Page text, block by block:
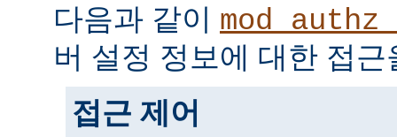
다음과 같이
버 설정 정보에 대한 접
접근 제어